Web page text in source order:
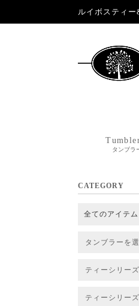
ルイボスティ
タンブラ
CATEGORY
全てのアイテム
タンブラーを
ティーシリー
ティーシリー